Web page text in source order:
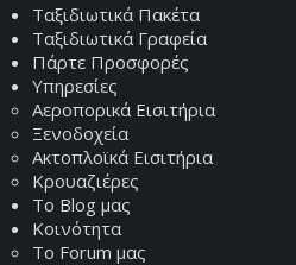
Ταξιδιωτικά Πακέτα
Ταξιδιωτικά Γραφεία
Πάρτε Προσφορές
Υπηρεσίες
Αεροπορικά Εισιτήρια
Ξενοδοχεία
Ακτοπλοϊκά Εισιτήρια
Κρουαζιέρες
Το Blog μας
Κοινότητα
Το Forum μας